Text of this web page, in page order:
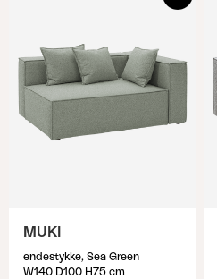
MUKI
endestykke, Sea Green
W140 D100 H75 cm